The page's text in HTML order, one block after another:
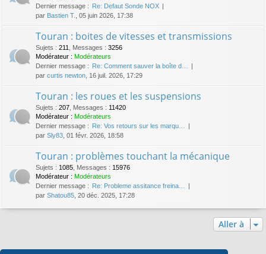
Dernier message : Re: Defaut Sonde NOX
par Bastien T. , 05 juin 2026, 17:38
Touran : boites de vitesses et transmissions
Sujets : 211 Messages : 3256
Modérateur : Modérateurs
Dernier message : Re: Comment sauver la boîte d…
par curtis newton , 16 juil. 2026, 17:29
Touran : les roues et les suspensions
Sujets : 207 Messages : 11420
Modérateur : Modérateurs
Dernier message : Re: Vos retours sur les marqu…
par Sly83 , 01 févr. 2026, 18:58
Touran : problèmes touchant la mécanique
Sujets : 1085 Messages : 15976
Modérateur : Modérateurs
Dernier message : Re: Probleme assitance freina…
par Shatou85 , 20 déc. 2025, 17:28
Aller à